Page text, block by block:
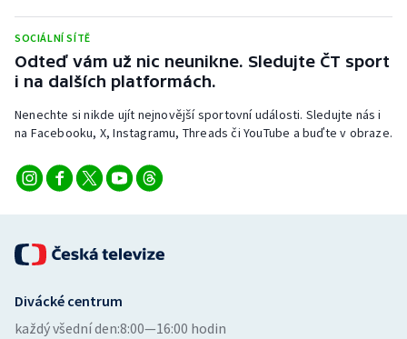
Sportovní střelba
Stolní tenis
Triatlon
Vodní slalom
Volejbal
SOCIÁLNÍ SÍTĚ
Odteď vám už nic neunikne. Sledujte ČT sport
i na dalších platformách.
Nenechte si nikde ujít nejnovější sportovní události. Sledujte nás i
na Facebooku, X, Instagramu, Threads či YouTube a buďte v obraze.
Divácké centrum
každý všední den:8:00—16:00 hodin